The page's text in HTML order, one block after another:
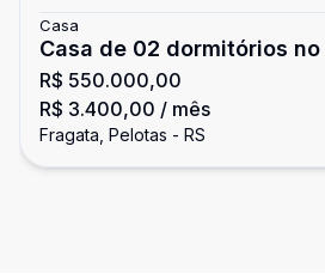
Casa
Casa de 02 dormitórios no
R$ 550.000,00
R$ 3.400,00 / mês
Fragata, Pelotas - RS